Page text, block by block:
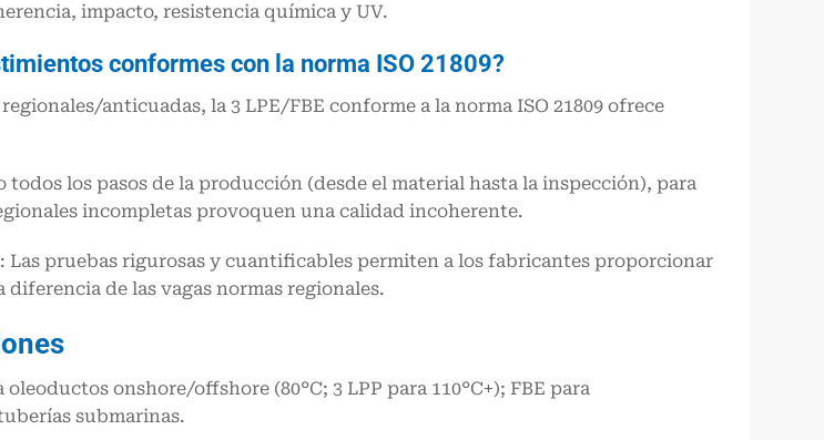
impacto, resistencia química y UV.
conformes con la norma ISO 21809?
anticuadas, la 3 LPE/FBE conforme a la norma ISO 21809 ofrece
los pasos de la producción (desde el material hasta la inspección), para
incompletas provoquen una calidad incoherente.
pruebas rigurosas y cuantificables permiten a los fabricantes proporcionar
de las vagas normas regionales.
oleoductos onshore/offshore (80°C; 3 LPP para 110°C+); FBE para
submarinas.